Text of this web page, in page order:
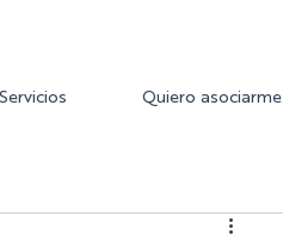
Servicios Quiero asociarme